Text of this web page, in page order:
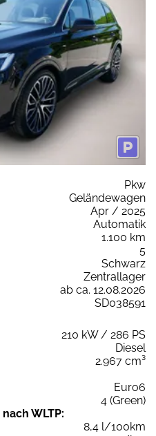
Pkw
Geländewagen
Apr / 2025
Automatik
1.100 km
5
Schwarz
Zentrallager
ab ca. 12.08.2026
SD038591
210 kW / 286 PS
Diesel
2.967 cm³
Euro6
4 (Green)
WLTP:
8,4 l/100km